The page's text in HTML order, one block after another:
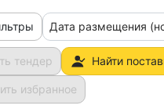
Дата размещения
тендер Найти
избранное